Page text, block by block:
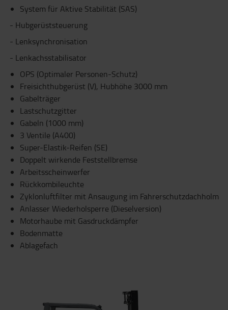
System für Aktive Stabilität (SAS)
- Hubgerüststeuerung
- Lenksynchronisation
- Lenkachsstabilisator
OPS (Optimaler Personen-Schutz)
Freisichthubgerüst (V), Hubhöhe 3000 mm
Gabelträger
Lastschutzgitter
Gabeln (1000 mm)
3 Ventile (A400)
Super-Elastik-Reifen (SE)
Doppelt wirkende Feststellbremse
Arbeitsscheinwerfer
Rückkombileuchte
Zyklonluftfilter mit Ansaugung im Fahrerschutzdachholm
Anlasser Wiederholsperre (Dieselversion)
Motorhaube mit Gasdruckdämpfer
Bodenmatte
Ablagefach